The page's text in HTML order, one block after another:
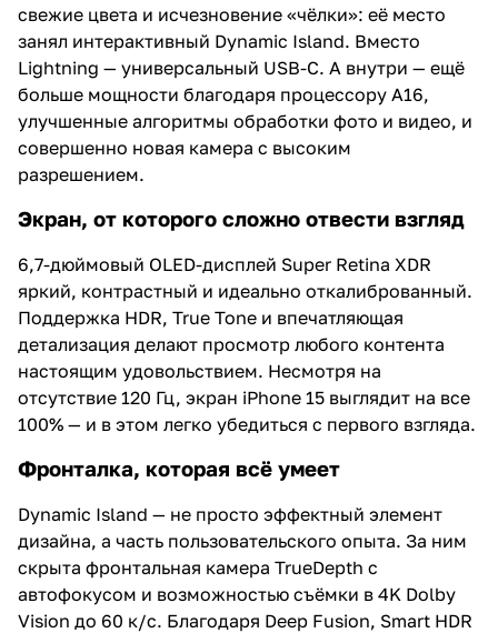
свежие цвета и исчезновение «чёлки»: её место
занял интерактивный Dynamic Island. Вместо
Lightning — универсальный USB-C. А внутри — ещё
больше мощности благодаря процессору A16,
улучшенные алгоритмы обработки фото и видео, и
совершенно новая камера с высоким
разрешением.
Экран, от которого сложно отвести взгляд
6,7-дюймовый OLED-дисплей Super Retina XDR
яркий, контрастный и идеально откалиброванный.
Поддержка HDR, True Tone и впечатляющая
детализация делают просмотр любого контента
настоящим удовольствием. Несмотря на
отсутствие 120 Гц, экран iPhone 15 выглядит на все
100% — и в этом легко убедиться с первого взгляда.
Фронталка, которая всё умеет
Dynamic Island — не просто эффектный элемент
дизайна, а часть пользовательского опыта. За ним
скрыта фронтальная камера TrueDepth с
автофокусом и возможностью съёмки в 4K Dolby
Vision до 60 к/с. Благодаря Deep Fusion, Smart HDR